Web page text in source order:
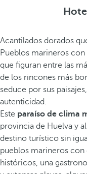
Acantilados dorados
Pueblos marineros
que figuran entre las
de los rincones más
seduce por sus
autenticidad.
Este paraíso de clima
provincia de Huelva y
destino turístico sin
pueblos marineros con
históricos, una
o
M
a
r
i
n
h
a
o
P
r